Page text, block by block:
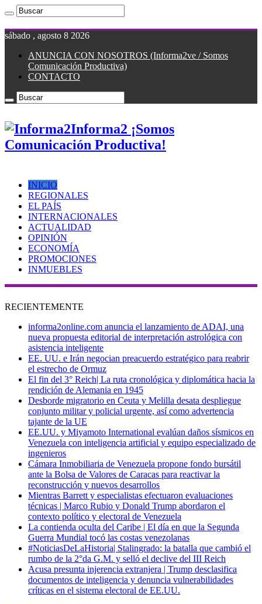
sábado , agosto 8 2026
ANUNCIA CON NOSOTROS (Informa2ve / Somos
Comunicación Productiva)
CONTACTO
Informa2 ¡Somos
Comunicación Productiva!
INICIO
REGIONALES
EL PAÍS
INTERNACIONALES
ACTUALIDAD
OPINIÓN
ECONOMÍA
PROMOCIONES
INMUEBLES
RECIENTEMENTE
informa2online.com anuncia el lanzamiento de ADAI, una
nueva propuesta editorial de interpretación astrológica con
asistencia inteligente
EE. UU. e Irán negocian preacuerdo estratégico para reabrir
el estrecho de Ormuz
El fin del 3° Reich| La ruta cronológica y diplomática hacia la
rendición de Alemania en 1945
Desborde migratorio en Ceuta y Melilla desata despliegue
conjunto militar y policial urgente, así como advertencia
tajante de la UE
EE.UU. y Miyamoto International evalúan daños sísmicos en
Venezuela con inteligencia artificial y equipo especializado de
ingenieros
Cámara Inmobiliaria de Venezuela propone fondo bursátil
ante la Bolsa de Valores de Caracas para reactivar la
reconstrucción y nuevos desarrollos
Mientras Barrett y especialistas efectuaron evaluaciones
técnicas | Marco Rubio y Donald Trump abordaron el
contexto político y electoral de Venezuela
La contienda oculta del Caribe | El día en que la Segunda
Guerra Mundial tocó las costas venezolanas
#NoticiasDeLaHistoria| Stalingrado: la batalla que cambió el
rumbo de la 2°da G.M. y selló el declive del III Reich
Acusa presunta injerencia extranjera | Trump desclasifica
documentos de inteligencia y denuncia vulnerabilidades
críticas en el sistema electoral de EE.UU.